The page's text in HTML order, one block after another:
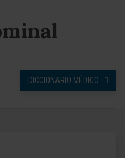
DICCIONARIO MÉDICO